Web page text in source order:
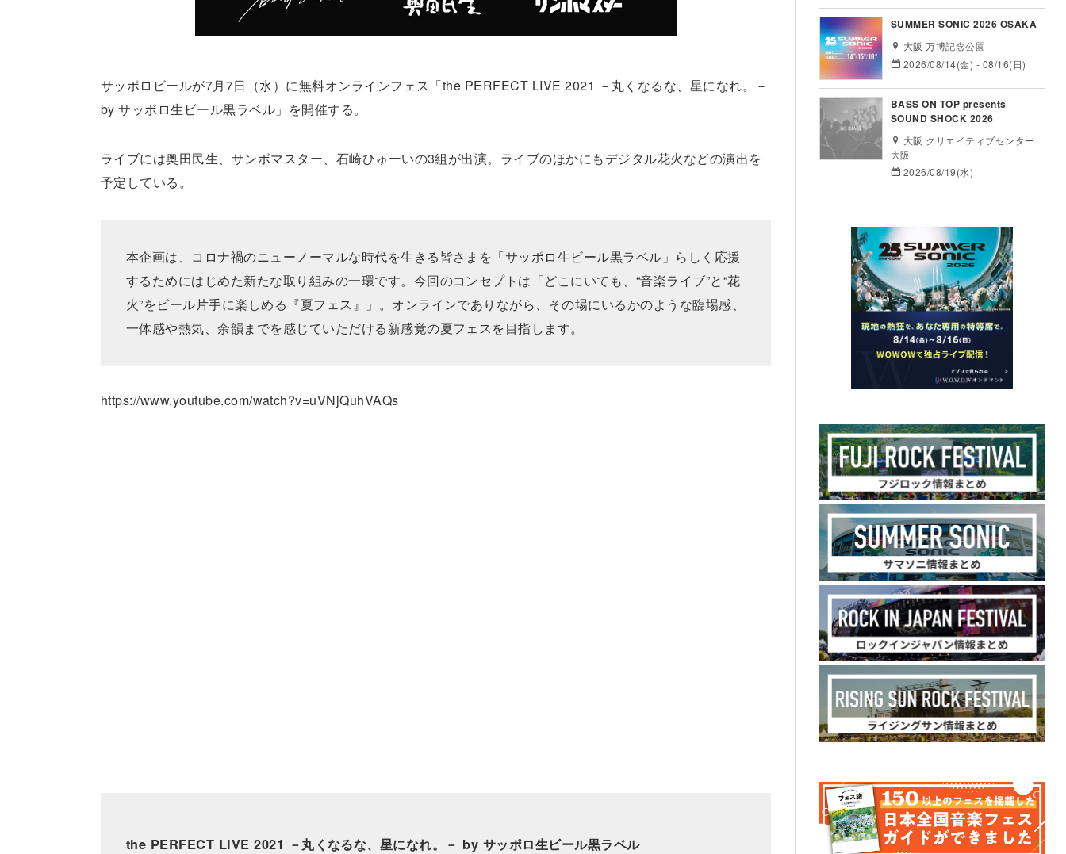
サッポロビールが7月7日（水）に無料オンラインフェス「the PERFECT LIVE 2021 －丸くなるな、星になれ。－
by サッポロ生ビール黒ラベル」を開催する。
ライブには奥田民生、サンボマスター、石崎ひゅーいの3組が出演。ライブのほかにもデジタル花火などの演出を
予定している。
本企画は、コロナ禍のニューノーマルな時代を生きる皆さまを「サッポロ生ビール黒ラベル」らしく応援
するためにはじめた新たな取り組みの一環です。今回のコンセプトは「どこにいても、“音楽ライブ”と“花
火”をビール片手に楽しめる『夏フェス』」。オンラインでありながら、その場にいるかのような臨場感、
一体感や熱気、余韻までを感じていただける新感覚の夏フェスを目指します。
https://www.youtube.com/watch?v=uVNjQuhVAQs
the PERFECT LIVE 2021 －丸くなるな、星になれ。－ by サッポロ生ビール黒ラベル
SUMMER SONIC 2026 OSAKA
大阪 万博記念公園
2026/08/14(金) - 08/16(日)
BASS ON TOP presents
SOUND SHOCK 2026
大阪 クリエイティブセンター
大阪
2026/08/19(水)